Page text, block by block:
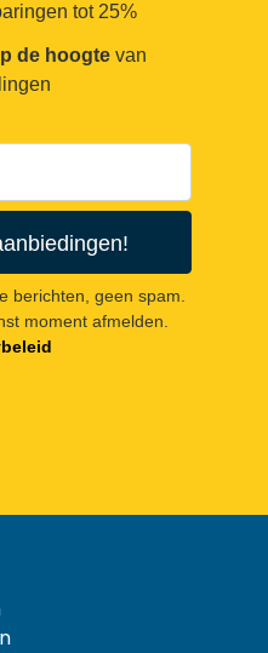
tot 25%
de hoogte van
berichten, geen spam.
moment afmelden.